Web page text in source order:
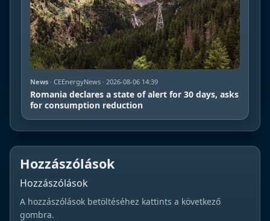
News · CEEnergyNews · 2026-08-06 14:39
Romania declares a state of alert for 30 days, asks
for consumption reduction
Hozzászólások
Hozzászólások
A hozzászólások betöltéséhez kattints a következő
gombra.